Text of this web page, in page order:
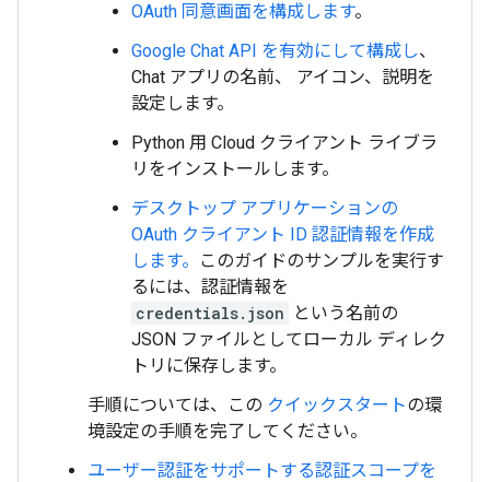
OAuth 同意画面を構成します。
Google Chat API を有効にして構成し、
Chat アプリの名前、 アイコン、説明を
設定します。
Python 用 Cloud クライアント ライブラ
リをインストールします。
デスクトップ アプリケーションの
OAuth クライアント ID 認証情報を作成
します。
このガイドのサンプルを実行す
るには、認証情報を
credentials.json
という名前の
JSON ファイルとしてローカル ディレク
トリに保存します。
手順については、この クイックスタートの環
境設定の手順を完了してください。
ユーザー認証をサポートする認証スコープを